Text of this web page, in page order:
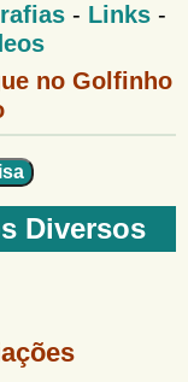
- Links-
no Golfinho
Diversos